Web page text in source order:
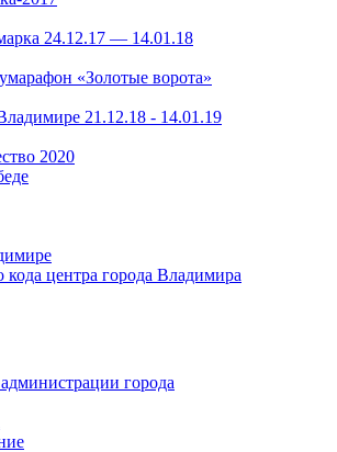
24.12.17 — 14.01.18
«Золотые ворота»
21.12.18 - 14.01.19
2020
кода центра города Владимира
города